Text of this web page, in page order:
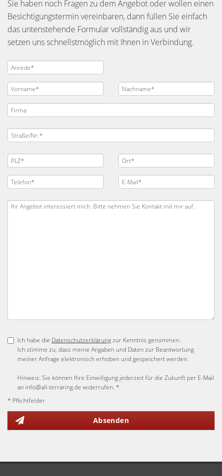
Sie haben noch Fragen zu dem Angebot oder wollen einen
Besichtigungstermin vereinbaren, dann füllen Sie einfach
das untenstehende Formular vollständig aus und wir
setzen uns schnellstmöglich mit Ihnen in Verbindung.
Ich habe die Datenschutzerklärungzur Kenntnis genommen.
Ich stimme zu, dass meine Angaben und Daten zur Beantwortung
meiner Anfrage elektronisch erhoben und gespeichert werden.
Hinweis: Sie können Ihre Einwilligung jederzeit für die Zukunft per E-Mail
an info@all-terraring.de widerrufen. *
* Pflichtfelder
Absenden